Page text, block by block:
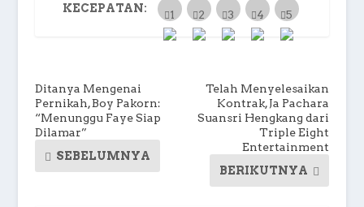
KECEPATAN:
Ditanya Mengenai
Pernikah, Boy Pakorn:
“Menunggu Faye Siap
Dilamar”
SEBELUMNYA
Telah Menyelesaikan
Kontrak, Ja Pachara
Suansri Hengkang dari
Triple Eight
Entertainment
BERIKUTNYA